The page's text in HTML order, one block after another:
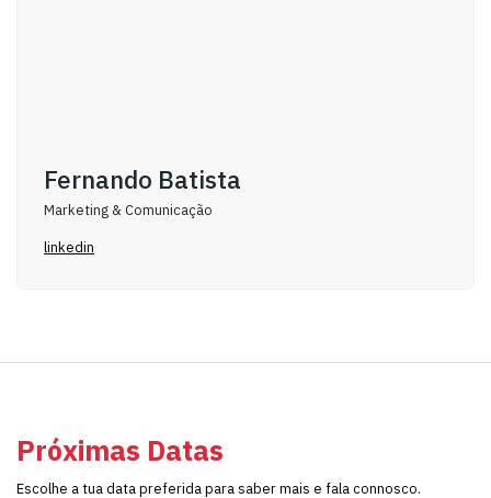
Fernando Batista
Marketing & Comunicação
linkedin
Próximas Datas
Escolhe a tua data preferida para saber mais e fala connosco.